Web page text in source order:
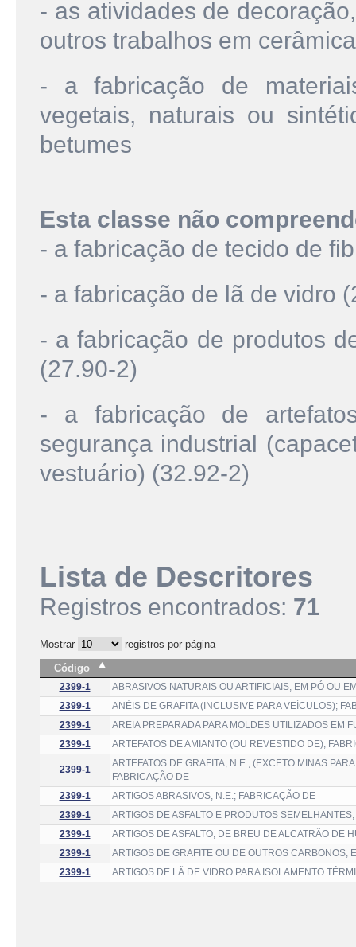
- as atividades de
outros trabalhos em
- a fabricação de
vegetais, naturais ou
betumes
Esta classe não
- a fabricação de tecido de
- a fabricação de lã de vidro
- a fabricação de produtos
(27.90-2)
- a fabricação de
segurança industrial
vestuário) (32.92-2)
Lista de Descritores
Registros encontrados: 71
Mostrar
registros por página
Código
2399-1
ABRASIVOS NATURAIS OU ARTIFICIAIS, EM PÓ OU
2399-1
ANÉIS DE GRAFITA (INCLUSIVE PARA VEÍCULOS);
2399-1
AREIA PREPARADA PARA MOLDES UTILIZADOS EM
2399-1
ARTEFATOS DE AMIANTO (OU REVESTIDO DE);
2399-1
ARTEFATOS DE GRAFITA, N.E., (EXCETO MINAS
FABRICAÇÃO DE
2399-1
ARTIGOS ABRASIVOS, N.E.; FABRICAÇÃO DE
2399-1
ARTIGOS DE ASFALTO E PRODUTOS
2399-1
ARTIGOS DE ASFALTO, DE BREU DE ALCATRÃO DE
2399-1
ARTIGOS DE GRAFITE OU DE OUTROS CARBONOS,
2399-1
ARTIGOS DE LÃ DE VIDRO PARA ISOLAMENTO